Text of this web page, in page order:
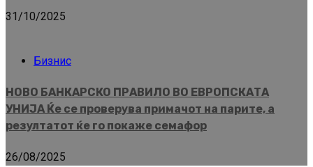
31/10/2025
Бизнис
НОВО БАНКАРСКО ПРАВИЛО ВО ЕВРОПСКАТА
УНИЈА Ќе се проверува примачот на парите, а
резултатот ќе го покаже семафор
26/08/2025